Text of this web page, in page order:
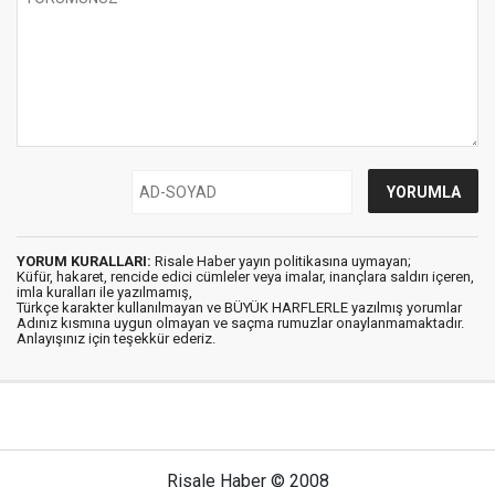
YORUM KURALLARI: Risale Haber yayın politikasına uymayan;
Küfür, hakaret, rencide edici cümleler veya imalar, inançlara saldırı içeren,
imla kuralları ile yazılmamış,
Türkçe karakter kullanılmayan ve BÜYÜK HARFLERLE yazılmış yorumlar
Adınız kısmına uygun olmayan ve saçma rumuzlar onaylanmamaktadır.
Anlayışınız için teşekkür ederiz.
Risale Haber © 2008